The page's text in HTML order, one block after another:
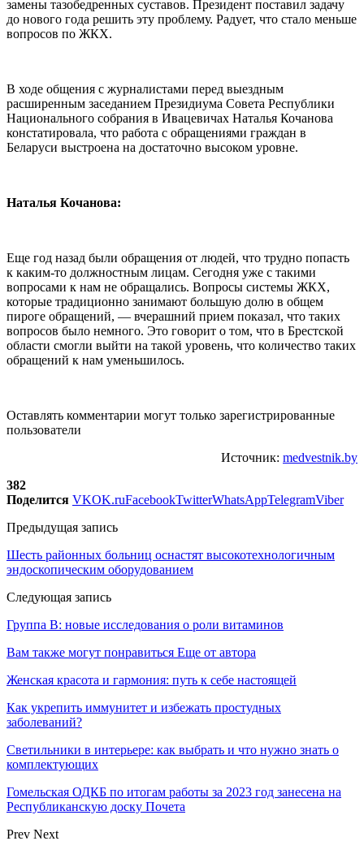
замены тазобедренных суставов. Президент поставил задачу
до нового года решить эту проблему. Радует, что стало меньше
вопросов по ЖКХ.
В ходе общения с журналистами перед выездным
расширенным заседанием Президиума Совета Республики
Национального собрания в Ивацевичах Наталья Кочанова
констатировала, что работа с обращениями граждан в
Беларуси выстроена на достаточно высоком уровне.
Наталья Кочанова:
Еще год назад были обращения от людей, что трудно попасть
к каким-то должностным лицам. Сегодня уже с такими
вопросами к нам не обращались. Вопросы системы ЖКХ,
которые традиционно занимают большую долю в общем
пироге обращений, — вчерашний прием показал, что таких
вопросов было немного. Это говорит о том, что в Брестской
области смогли выйти на такой уровень, что количество таких
обращений к нам уменьшилось.
Оставлять комментарии могут только зарегистрированные
пользователи
Источник: medvestnik.by
382
Поделится VKOK.ruFacebookTwitterWhatsAppTelegramViber
Предыдущая запись
Шесть районных больниц оснастят высокотехнологичным
эндоскопическим оборудованием
Следующая запись
Группа В: новые исследования о роли витаминов
Вам также могут понравиться Еще от автора
Женская красота и гармония: путь к себе настоящей
Как укрепить иммунитет и избежать простудных
заболеваний?
Светильники в интерьере: как выбрать и что нужно знать о
комплектующих
Гомельская ОДКБ по итогам работы за 2023 год занесена на
Республиканскую доску Почета
Prev Next